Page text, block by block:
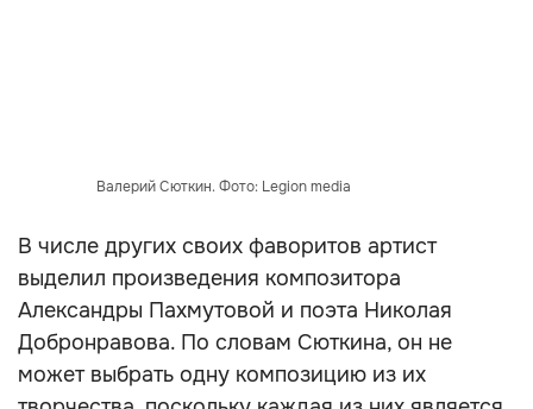
Валерий Сюткин. Фото: Legion media
В числе других своих фаворитов артист
выделил произведения композитора
Александры Пахмутовой и поэта Николая
Добронравова. По словам Сюткина, он не
может выбрать одну композицию из их